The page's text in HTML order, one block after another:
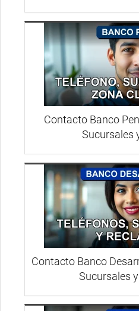
Contacto Banco
Sucursales
Contacto Banco
Sucursales